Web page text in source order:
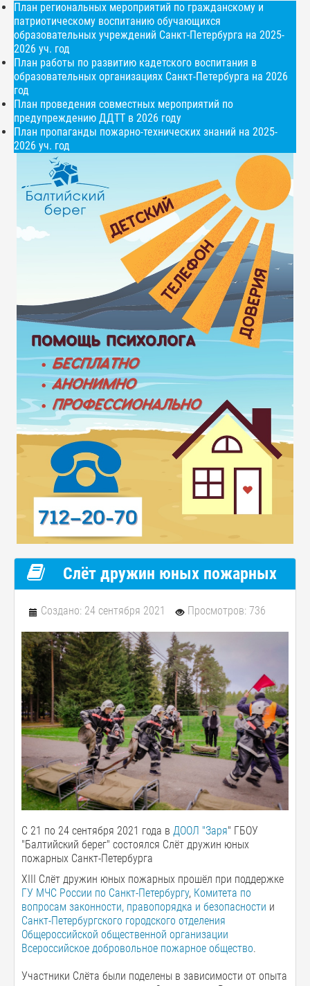
План региональных мероприятий по гражданскому и
патриотическому воспитанию обучающихся
образовательных учреждений Санкт-Петербурга на 2025-
2026 уч. год
План работы по развитию кадетского воспитания в
образовательных организациях Санкт-Петербурга на 2026
год
План проведения совместных мероприятий по
предупреждению ДДТТ в 2026 году
План пропаганды пожарно-технических знаний на 2025-
2026 уч. год
Слёт дружин юных пожарных
Создано: 24 сентября 2021 Просмотров: 736
С 21 по 24 сентября 2021 года в ДООЛ "Заря" ГБОУ
"Балтийский берег" состоялся Слёт дружин юных
пожарных Санкт-Петербурга
XIII Слёт дружин юных пожарных прошёл при поддержке
ГУ МЧС России по Санкт-Петербургу, Комитета по
вопросам законности, правопорядка и безопасности и
Санкт-Петербургского городского отделения
Общероссийской общественной организации
Всероссийское добровольное пожарное общество.
Участники Слёта были поделены в зависимости от опыта